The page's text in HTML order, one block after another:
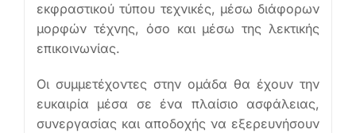
εκφραστικού τύπου τεχνικές, μέσω διάφορων
μορφών τέχνης, όσο και μέσω της λεκτικής
επικοινωνίας.
Οι συμμετέχοντες στην ομάδα θα έχουν την
ευκαιρία μέσα σε ένα πλαίσιο ασφάλειας,
συνεργασίας και αποδοχής να εξερευνήσουν